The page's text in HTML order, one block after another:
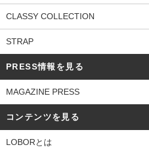
CLASSY COLLECTION
STRAP
PRESS情報を見る
MAGAZINE PRESS
コンテンツを見る
LOBORとは